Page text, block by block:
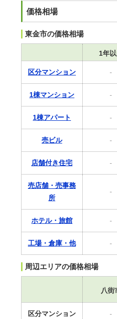
価格相場
東金市の価格相場
1年
区分マンション -
1棟マンション -
1棟アパート -
売ビル -
店舗付き住宅 -
売店舗・売事務
所
-
ホテル・旅館 -
工場・倉庫・他 -
周辺エリアの価格相場
八街
区分マンション -